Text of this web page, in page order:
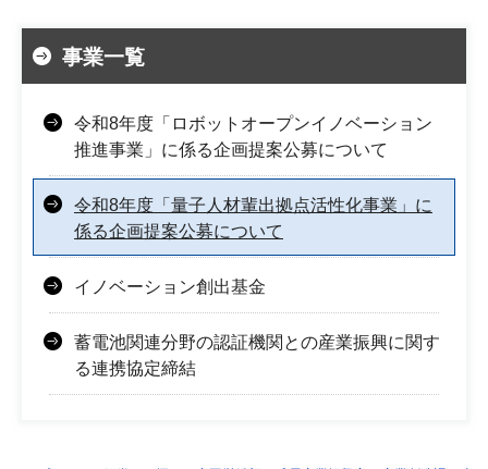
事業一覧
令和8年度「ロボットオープンイノベーション
推進事業」に係る企画提案公募について
令和8年度「量子人材輩出拠点活性化事業」に
係る企画提案公募について
イノベーション創出基金
蓄電池関連分野の認証機関との産業振興に関す
る連携協定締結